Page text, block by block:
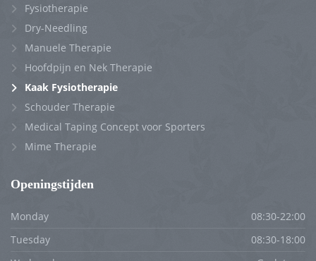
Fysiotherapie
Dry-Needling
Manuele Therapie
Hoofdpijn en Nek Therapie
Kaak Fysiotherapie
Schouder Therapie
Medical Taping Concept voor Sporters
Mime Therapie
Openingstijden
Monday
08:30-22:00
Tuesday
08:30-18:00